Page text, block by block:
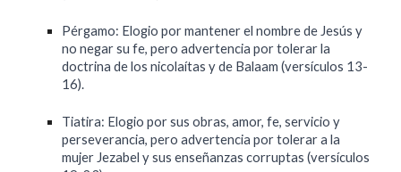
Pérgamo: Elogio por mantener el nombre de Jesús y
no negar su fe, pero advertencia por tolerar la
doctrina de los nicolaítas y de Balaam (versículos 13-
16).
Tiatira: Elogio por sus obras, amor, fe, servicio y
perseverancia, pero advertencia por tolerar a la
mujer Jezabel y sus enseñanzas corruptas (versículos